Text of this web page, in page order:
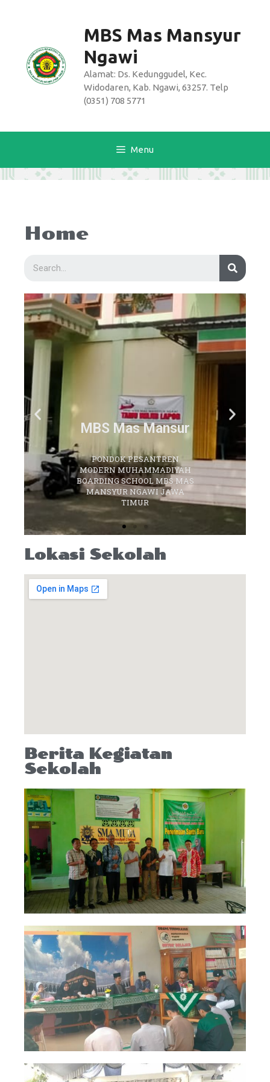
MBS Mas Mansyur
Ngawi
Alamat: Ds. Kedunggudel, Kec.
Widodaren, Kab. Ngawi, 63257. Telp
(0351) 708 5771
Menu
Home
Lokasi Sekolah
Berita Kegiatan
Sekolah